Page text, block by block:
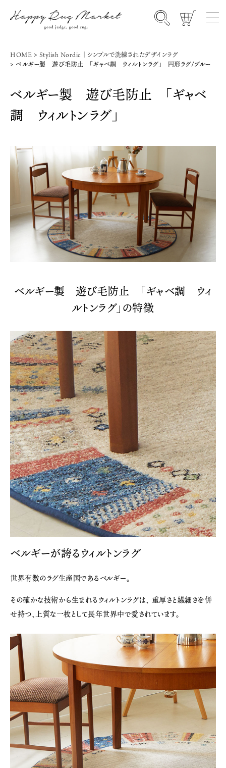
HOME
Stylish Nordic｜シンプルで洗練されたデザインラグ
ベルギー製 遊び毛防止 「ギャベ調 ウィルトンラグ」 円形ラグ/ブルー
ベルギー製 遊び毛防止 「ギャベ
調 ウィルトンラグ」
ベルギー製 遊び毛防止 「ギャベ調 ウィ
ルトンラグ」の特徴
ベルギーが誇るウィルトンラグ
世界有数のラグ生産国であるベルギー。
その確かな技術から生まれるウィルトンラグは、 重厚さと繊細さを併
せ持つ、上質な一枚として長年世界中で愛されています。